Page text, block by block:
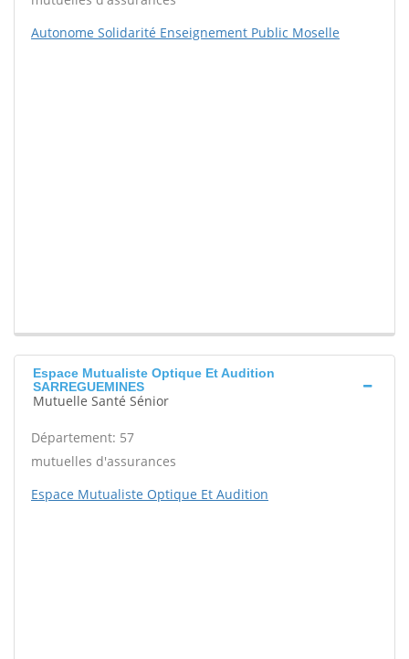
Autonome Solidarité Enseignement Public Moselle
Espace Mutualiste Optique Et Audition
SARREGUEMINES
Mutuelle Santé Sénior
Département: 57
mutuelles d'assurances
Espace Mutualiste Optique Et Audition